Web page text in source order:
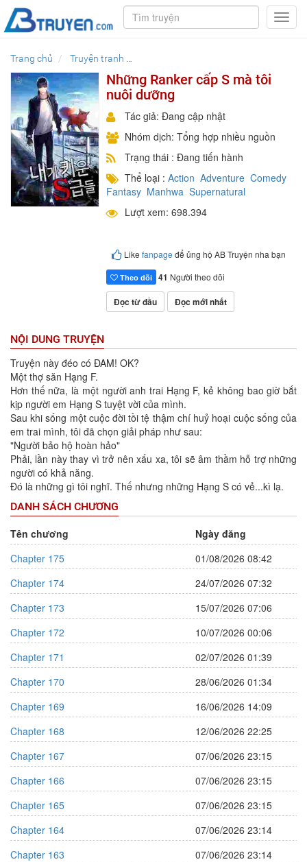
Trang chủ Truyện tranh
Những Ranker cấp S mà tôi
nuôi dưỡng
Tác giả: Đang cập nhật
Nhóm dịch: Tổng hợp nhiều nguồn
Trạng thái : Đang tiến hành
Thể loại : Action Adventure Comedy
Fantasy Manhwa Supernatural
Lượt xem: 698.394
Like fanpage để ủng hộ AB Truyện nha bạn
Theo dõi 41 Người theo dõi
Đọc từ đầu Đọc mới nhất
NỘI DUNG TRUYỆN
Truyện này đéo có ĐAM! OK?
Một thợ săn Hạng F.
Hơn thế nữa, là một người anh trai Hạng F, kẻ không bao giờ bắt
kịp người em Hạng S tuyệt vời của mình.
Sau khi sống một cuộc đời tồi tệ thậm chí huỷ hoại cuộc sống của
em trai mình, tôi đã chọn giải pháp như sau:
"Người bảo hộ hoàn hảo"
Phải, lần này thay vì trở nên xấu xa, tôi sẽ âm thầm hỗ trợ những
người có khả năng.
Đó là những gì tôi nghĩ. Thế nhưng những Hạng S có vẻ...kì lạ.
DANH SÁCH CHƯƠNG
Tên chương
Ngày đăng
Chapter 175
01/08/2026 08:42
Chapter 174
24/07/2026 07:32
Chapter 173
15/07/2026 07:06
Chapter 172
10/07/2026 00:06
Chapter 171
02/07/2026 01:39
Chapter 170
28/06/2026 01:34
Chapter 169
16/06/2026 14:09
Chapter 168
12/06/2026 22:25
Chapter 167
07/06/2026 23:15
Chapter 166
07/06/2026 23:15
Chapter 165
07/06/2026 23:15
Chapter 164
07/06/2026 23:14
Chapter 163
07/06/2026 23:14